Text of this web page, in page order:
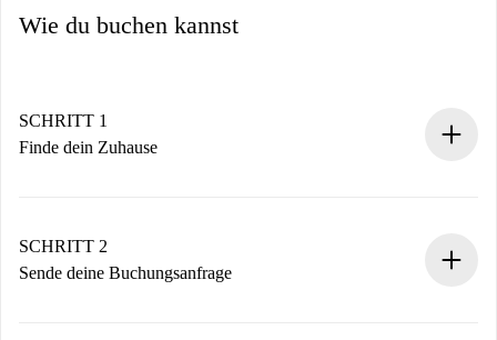
Wie du buchen kannst
SCHRITT 1
Finde dein Zuhause
Du erhältst alle notwendigen Informationen im Voraus.
SCHRITT 2
Sende deine Buchungsanfrage